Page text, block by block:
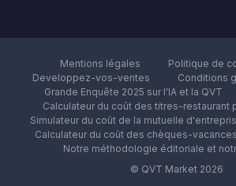
Mentions légales
Politique de
Developpez-vos-ventes
Conditions
Grande Enquête 2025 sur l'IA et la QVT
Calculateur du coût des titres-restaurant
Simulateur du coût de la mutuelle
Calculateur du coût des chèques-
Notre méthodologie éditoriale et
© QVT Market 2026